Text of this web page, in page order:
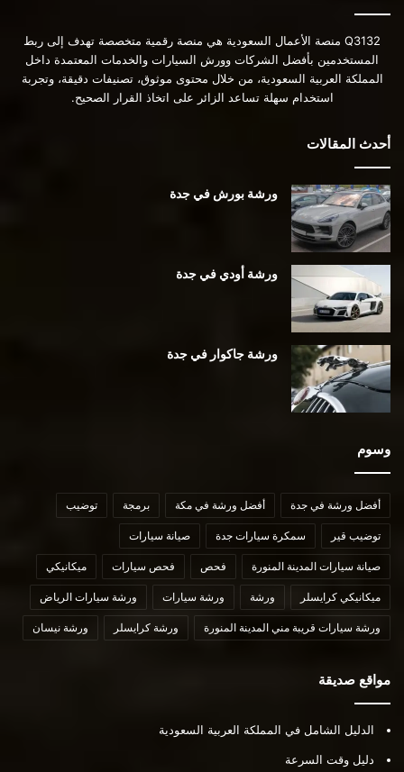
Q3132 منصة الأعمال السعودية هي منصة رقمية متخصصة تهدف إلى ربط
المستخدمين بأفضل الشركات وورش السيارات والخدمات المعتمدة داخل
المملكة العربية السعودية، من خلال محتوى موثوق، تصنيفات دقيقة، وتجربة
استخدام سهلة تساعد الزائر على اتخاذ القرار الصحيح.
أحدث المقالات
ورشة بورش في جدة
ورشة أودي في جدة
ورشة جاكوار في جدة
وسوم
أفضل ورشة في جدة أفضل ورشة في مكة برمجة توضيب
توضيب قير سمكرة سيارات جدة صيانة سيارات
صيانة سيارات المدينة المنورة فحص فحص سيارات ميكانيكي
ميكانيكي كرايسلر ورشة ورشة سيارات ورشة سيارات الرياض
ورشة سيارات قريبة مني المدينة المنورة ورشة كرايسلر ورشة نيسان
مواقع صديقة
الدليل الشامل في المملكة العربية السعودية
دليل وقت السرعة